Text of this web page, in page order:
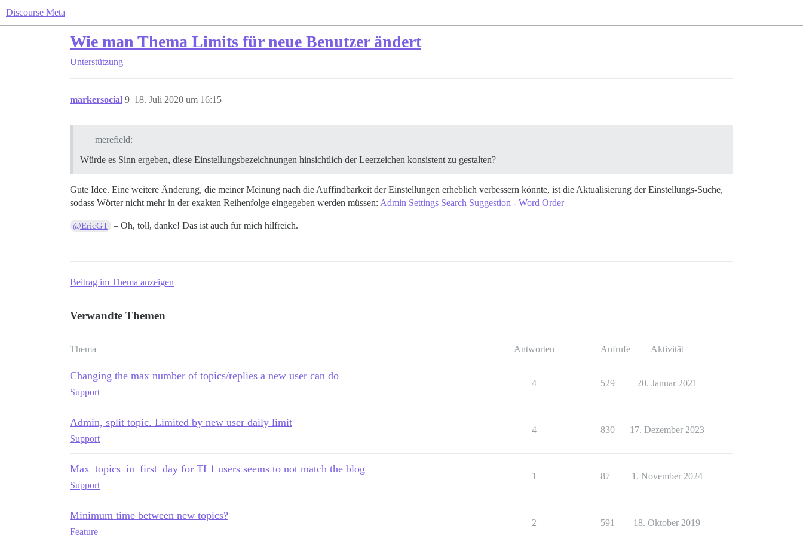
Discourse Meta
Wie man Thema Limits für neue Benutzer ändert
Unterstützung
markersocial 18. Juli 2020 um 16:15
9
merefield:
Würde es Sinn ergeben, diese Einstellungsbezeichnungen hinsichtlich der Leerzeichen konsistent zu gestalten?
Gute Idee. Eine weitere Änderung, die meiner Meinung nach die Auffindbarkeit der Einstellungen erheblich verbessern könnte, ist die Aktualisierung der Einstellungs-Suche,
sodass Wörter nicht mehr in der exakten Reihenfolge eingegeben werden müssen: Admin Settings Search Suggestion - Word Order
@EricGT – Oh, toll, danke! Das ist auch für mich hilfreich.
Beitrag im Thema anzeigen
Verwandte Themen
Thema Antworten Aufrufe Aktivität
Changing the max number of topics/replies a new user can do
Support
4 529 20. Januar 2021
Admin, split topic. Limited by new user daily limit
Support
4 830 17. Dezember 2023
Max_topics_in_first_day for TL1 users seems to not match the blog
Support
1 87 1. November 2024
Minimum time between new topics?
Feature
2 591 18. Oktober 2019